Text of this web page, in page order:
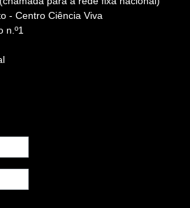
- Centro Ciência Viva
n.º1